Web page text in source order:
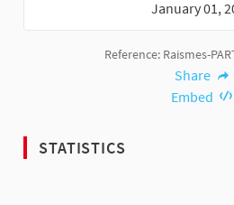
January 01,
Reference: Raismes-
Share
Embed
STATISTICS